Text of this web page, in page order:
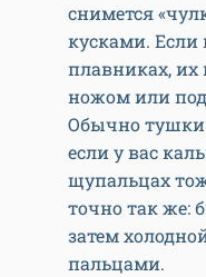
снимется
кусками. Если
плавниках, их
ножом или
Обычно тушки
если у вас
щупальцах
точно так же:
затем
пальцами.